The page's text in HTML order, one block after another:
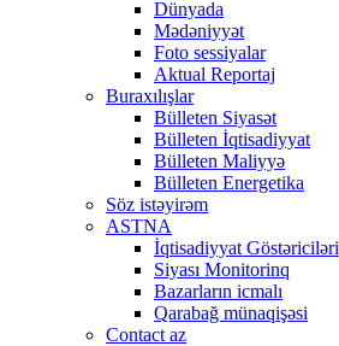
Dünyada
Mədəniyyət
Foto sessiyalar
Aktual Reportaj
Buraxılışlar
Bülleten Siyasət
Bülleten İqtisadiyyat
Bülleten Maliyyə
Bülleten Energetika
Söz istəyirəm
ASTNA
İqtisadiyyat Göstəriciləri
Siyası Monitorinq
Bazarların icmalı
Qarabağ münaqişəsi
Contact az